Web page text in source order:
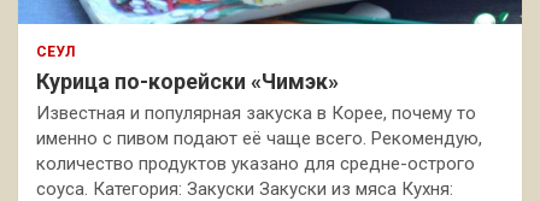
СЕУЛ
Курица по-корейски «Чимэк»
Известная и популярная закуска в Корее, почему то
именно с пивом подают её чаще всего. Рекомендую,
количество продуктов указано для средне-острого
соуса. Категория: Закуски Закуски из мяса Кухня: